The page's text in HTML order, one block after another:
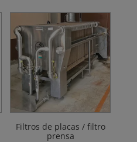
Filtros de placas / filtro
prensa